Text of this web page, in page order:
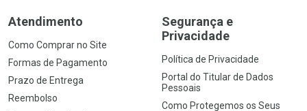
Atendimento
Como Comprar no Site
Formas de Pagamento
Prazo de Entrega
Reembolso
Segurança e
Privacidade
Política de Privacidade
Portal do Titular de Dados
Pessoais
Como Protegemos os Seus